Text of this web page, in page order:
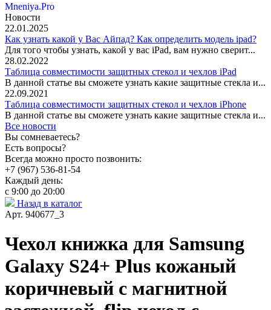
Mneniya.Pro
Новости
22.01.2025
Как узнать какой у Вас Айпад? Как определить модель ipad?
Для того чтобы узнать, какой у вас iPad, вам нужно сверит...
28.02.2022
Таблица совместимости защитных стекол и чехлов iPad
В данной статье вы сможете узнать какие защитные стекла и...
22.09.2021
Таблица совместимости защитных стекол и чехлов iPhone
В данной статье вы сможете узнать какие защитные стекла и...
Все новости
Вы сомневаетесь?
Есть вопросы?
Всегда можно просто позвонить:
+7 (967) 536-81-54
Каждый день:
с 9:00 до 20:00
Назад в каталог
Арт. 940677_3
Чехол книжка для Samsung
Galaxy S24+ Plus кожаный
коричневый с магнитной